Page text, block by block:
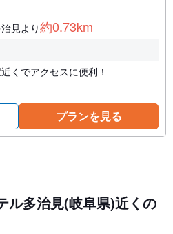
見より約0.73km
くでアクセスに便利！
プランを見る
ル多治見(岐阜県)近くの